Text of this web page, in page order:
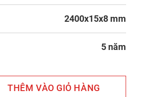
2400x15x8 mm
5 năm
THÊM VÀO GIỎ HÀNG